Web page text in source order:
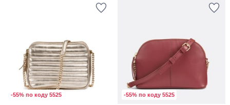
-55% по коду 5525 -55% по коду 5525